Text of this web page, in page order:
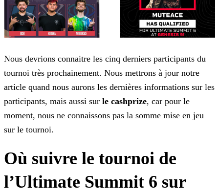
Nous devrions connaitre les cinq derniers participants du
tournoi très prochainement. Nous mettrons à jour notre
article quand nous aurons les dernières informations sur les
participants, mais aussi sur le cashprize, car pour le
moment, nous ne connaissons pas la somme mise en jeu
sur le tournoi.
Où suivre le tournoi de
l’Ultimate Summit 6 sur